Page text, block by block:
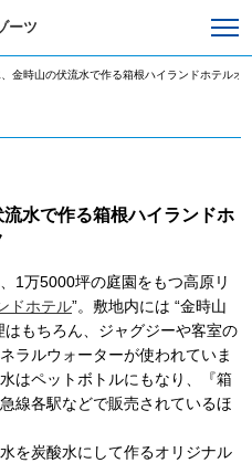
ーツ
金時山の伏流水で作る箱根ハイランドホテルオ
水で作る箱根ハイランドホ
1万5000坪の庭園をもつ高原リ
ドホテル”。敷地内には “金時山
もちろん、ジャグジーや客室の
ラルウォーターが使われていま
はペットボトルにもなり、『箱
線各駅などで販売されているほ
を炭酸水にして作るオリジナル